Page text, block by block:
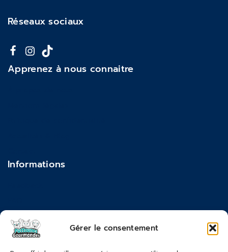
Gérer le consentement
Réseaux sociaux
Apprenez à nous connaitre
Informations
Moyens de paiements